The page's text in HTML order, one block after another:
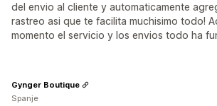
del envio al cliente y automaticamente
rastreo asi que te facilita muchisimo todo!
momento el servicio y los envios todo ha
Gynger Boutique
Spanje